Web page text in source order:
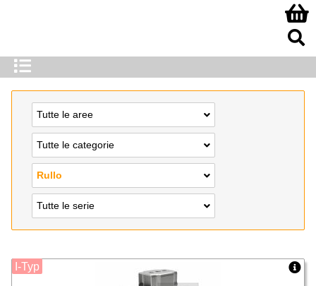
Tutte le aree
Tutte le categorie
Rullo
Tutte le serie
I-Typ